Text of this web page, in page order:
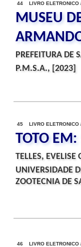
44 LIVRO ELETRONICO
MUSEU
PREFEITURA DE
P.M.S.A., [2023]
45 LIVRO ELETRONICO
TOTO
TELLES, EVELISE
UNIVERSIDADE
ZOOTECNIA DE
46 LIVRO ELETRONICO